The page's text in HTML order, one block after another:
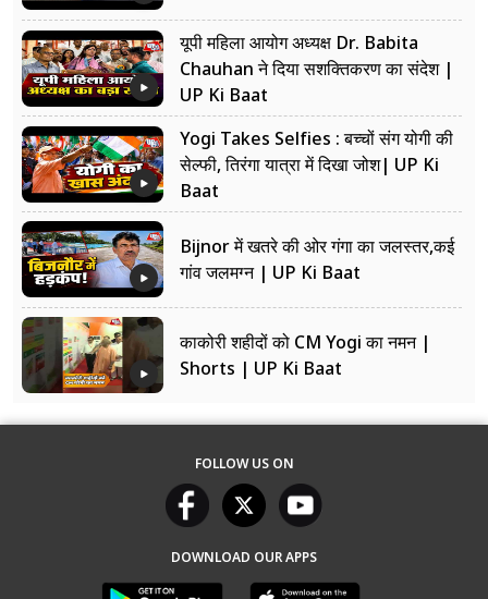
यूपी महिला आयोग अध्यक्ष Dr. Babita
Chauhan ने दिया सशक्तिकरण का संदेश |
UP Ki Baat
Yogi Takes Selfies : बच्चों संग योगी की
सेल्फी, तिरंगा यात्रा में दिखा जोश| UP Ki
Baat
Bijnor में खतरे की ओर गंगा का जलस्तर,कई
गांव जलमग्न | UP Ki Baat
काकोरी शहीदों को CM Yogi का नमन |
Shorts | UP Ki Baat
FOLLOW US ON
DOWNLOAD OUR APPS